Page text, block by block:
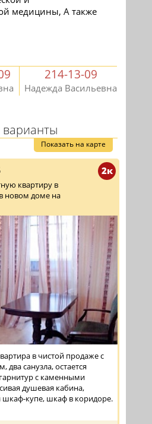
медицины, А также
214-13-09
Надежда Васильевна
Показать на карте
2к
квартиру в
новом доме на
в чистой продаже с
санузла, остается
с каменными
душевая кабина,
купе, шкаф в коридоре.